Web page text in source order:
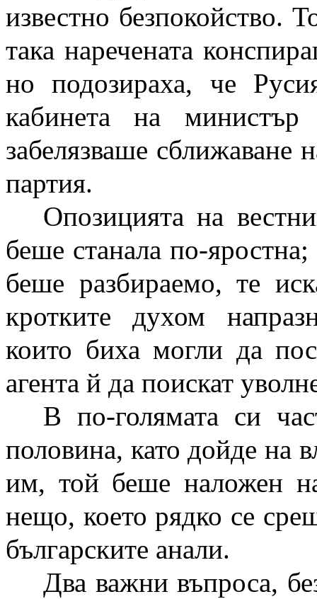
известно безпокойство.
така наречената
но подозираха, че
кабинета на
забелязваше сближаване
партия.
Опозицията на
беше станала по-яростна;
беше разбираемо, те
кротките духом
които биха могли да
агента й да поискат
В по-голямата си
половина, като дойде на
им, той беше наложен
нещо, което рядко се
българските анали.
Два важни въпроса,